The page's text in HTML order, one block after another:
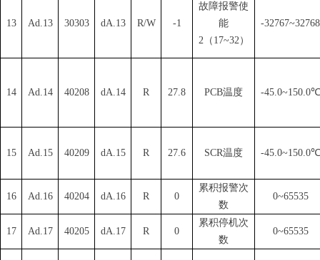
13 Ad.13 30303 dA.13 R/W -1
故障报警使
能
2（ 17~32）
-32767~32768
14 Ad.14 40208 dA.14 R 27.8 PCB温度 -45.0~150.0℃
15 Ad.15 40209 dA.15 R 27.6 SCR温度 -45.0~150.0℃
16 Ad.16 40204 dA.16 R 0
累积报警次
数
0~65535
17 Ad.17 40205 dA.17 R 0
累积停机次
数
0~65535